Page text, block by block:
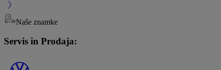
Naše znamke
Servis in Prodaja: